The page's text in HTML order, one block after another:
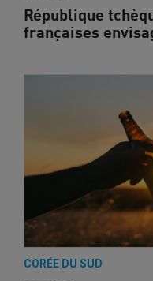
République
françaises
CORÉE DU SUD